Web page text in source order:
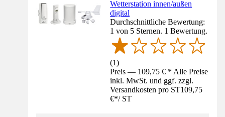
Wetterstation innen/außen
digital
Durchschnittliche Bewertung:
1 von 5 Sternen. 1 Bewertung.
(1)
Preis — 109,75 € * Alle Preise
inkl. MwSt. und ggf. zzgl.
Versandkosten pro ST109,75
€*/ ST